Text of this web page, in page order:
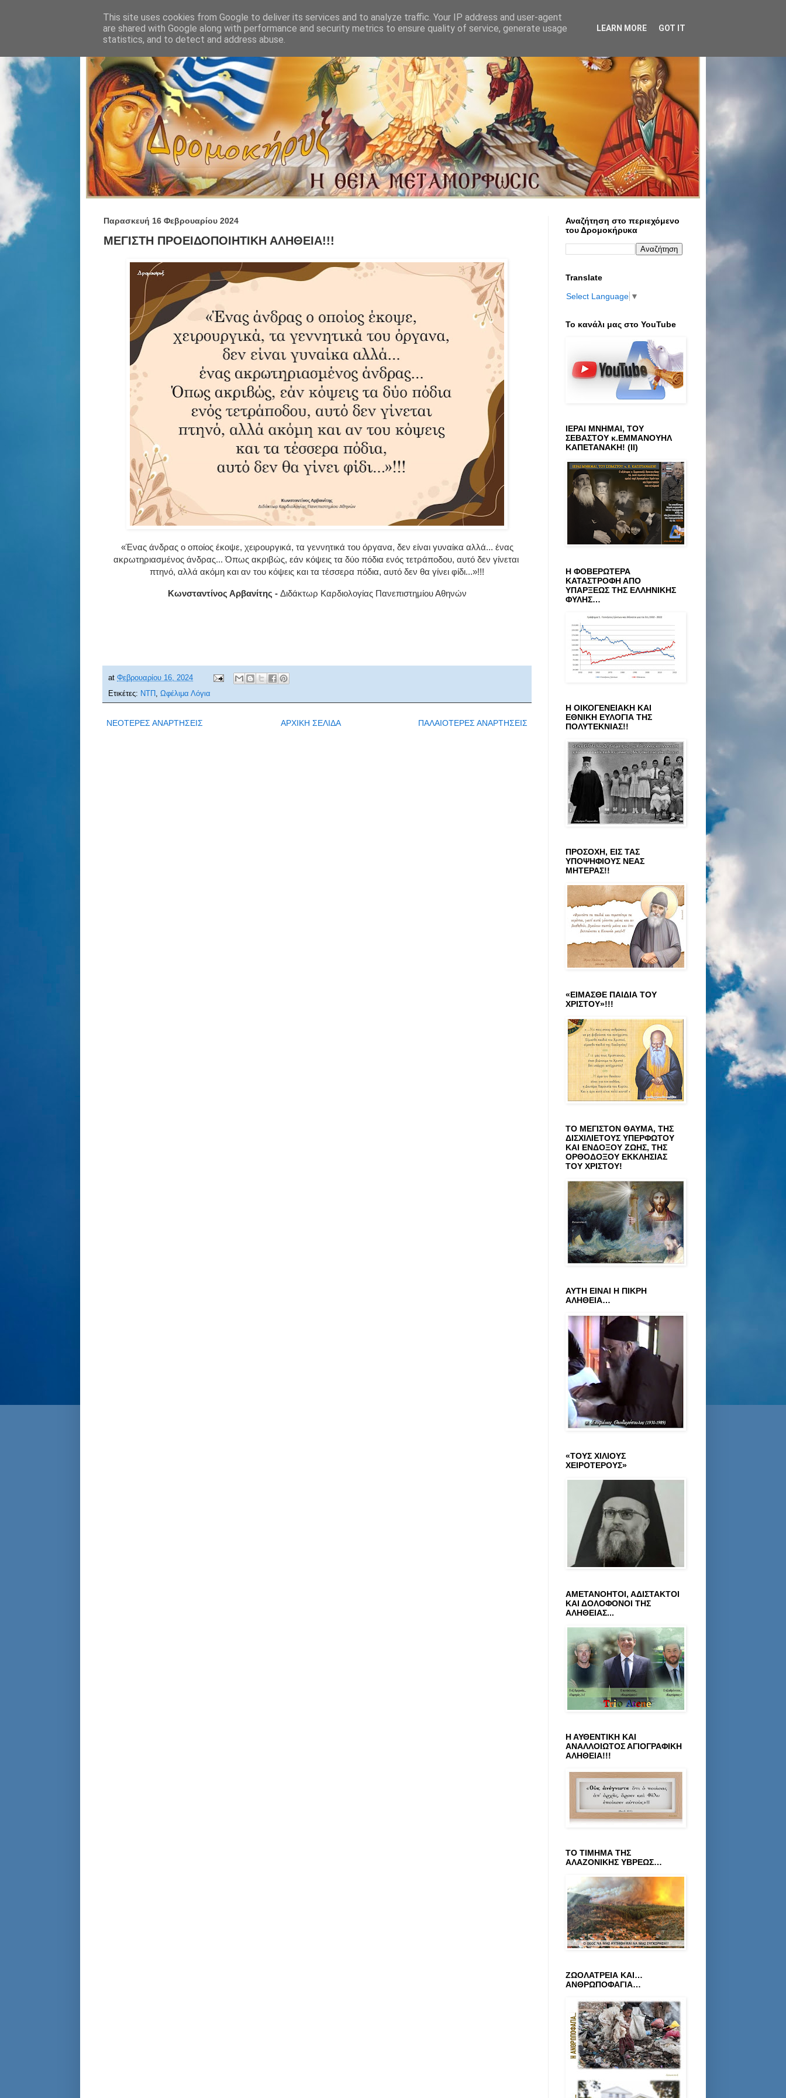
Παρασκευή 16 Φεβρουαρίου 2024
ΜΕΓΙΣΤΗ ΠΡΟΕΙΔΟΠΟΙΗΤΙΚΗ ΑΛΗΘΕΙΑ!!!
«Ένας άνδρας ο οποίος έκοψε, χειρουργικά, τα γεννητικά του όργανα, δεν είναι γυναίκα αλλά... ένας
ακρωτηριασμένος άνδρας... Όπως ακριβώς, εάν κόψεις τα δύο πόδια ενός τετράποδου, αυτό δεν γίνεται
πτηνό, αλλά ακόμη και αν του κόψεις και τα τέσσερα πόδια, αυτό δεν θα γίνει φίδι...»!!!
Κωνσταντίνος Αρβανίτης - Διδάκτωρ Καρδιολογίας Πανεπιστημίου Αθηνών
at Φεβρουαρίου 16, 2024
Ετικέτες: ΝΤΠ Ωφέλιμα Λόγια
ΝΕΟΤΕΡΕΣ ΑΝΑΡΤΗΣΕΙΣ ΠΑΛΑΙΟΤΕΡΕΣ ΑΝΑΡΤΗΣΕΙΣ
ΑΡΧΙΚΗ ΣΕΛΙΔΑ
Αναζήτηση στο περιεχόμενο
του Δρομοκήρυκα
Translate
Select Language ▼
Το κανάλι μας στο ΥοuTube
ΙΕΡΑΙ ΜΝΗΜΑΙ, ΤΟΥ
ΣΕΒΑΣΤΟΥ κ.ΕΜΜΑΝΟΥΗΛ
ΚΑΠΕΤΑΝΑΚΗ! (ΙΙ)
Η ΦΟΒΕΡΩΤΕΡΑ
ΚΑΤΑΣΤΡΟΦΗ ΑΠΟ
ΥΠΑΡΞΕΩΣ ΤΗΣ ΕΛΛΗΝΙΚΗΣ
ΦΥΛΗΣ…
Η ΟΙΚΟΓΕΝΕΙΑΚΗ ΚΑΙ
ΕΘΝΙΚΗ ΕΥΛΟΓΙΑ ΤΗΣ
ΠΟΛΥΤΕΚΝΙΑΣ!!
ΠΡΟΣΟΧΗ, ΕΙΣ ΤΑΣ
ΥΠΟΨΗΦΙΟΥΣ ΝΕΑΣ
ΜΗΤΕΡΑΣ!!
«ΕΙΜΑΣΘΕ ΠΑΙΔΙΑ ΤΟΥ
ΧΡΙΣΤΟΥ»!!!
ΤΟ ΜΕΓΙΣΤΟΝ ΘΑΥΜΑ, ΤΗΣ
ΔΙΣΧΙΛΙΕΤΟΥΣ ΥΠΕΡΦΩΤΟΥ
ΚΑΙ ΕΝΔΟΞΟΥ ΖΩΗΣ, ΤΗΣ
ΟΡΘΟΔΟΞΟΥ ΕΚΚΛΗΣΙΑΣ
ΤΟΥ ΧΡΙΣΤΟΥ!
ΑΥΤΗ ΕΙΝΑΙ Η ΠΙΚΡΗ
ΑΛΗΘΕΙΑ…
«ΤΟΥΣ ΧΙΛΙΟΥΣ
ΧΕΙΡΟΤΕΡΟΥΣ»
ΑΜΕΤΑΝΟΗΤΟΙ, ΑΔΙΣΤΑΚΤΟΙ
ΚΑΙ ΔΟΛΟΦΟΝΟΙ ΤΗΣ
ΑΛΗΘΕΙΑΣ...
Η ΑΥΘΕΝΤΙΚΗ ΚΑΙ
ΑΝΑΛΛΟΙΩΤΟΣ ΑΓΙΟΓΡΑΦΙΚΗ
ΑΛΗΘΕΙΑ!!!
ΤΟ ΤΙΜΗΜΑ ΤΗΣ
ΑΛΑΖΟΝΙΚΗΣ ΥΒΡΕΩΣ…
ΖΩΟΛΑΤΡΕΙΑ ΚΑΙ…
ΑΝΘΡΩΠΟΦΑΓΙΑ…
This site uses cookies from Google to deliver its services and to analyze traffic. Your IP address and user-agent
are shared with Google along with performance and security metrics to ensure quality of service, generate usage
statistics, and to detect and address abuse.
LEARN MORE GOT IT